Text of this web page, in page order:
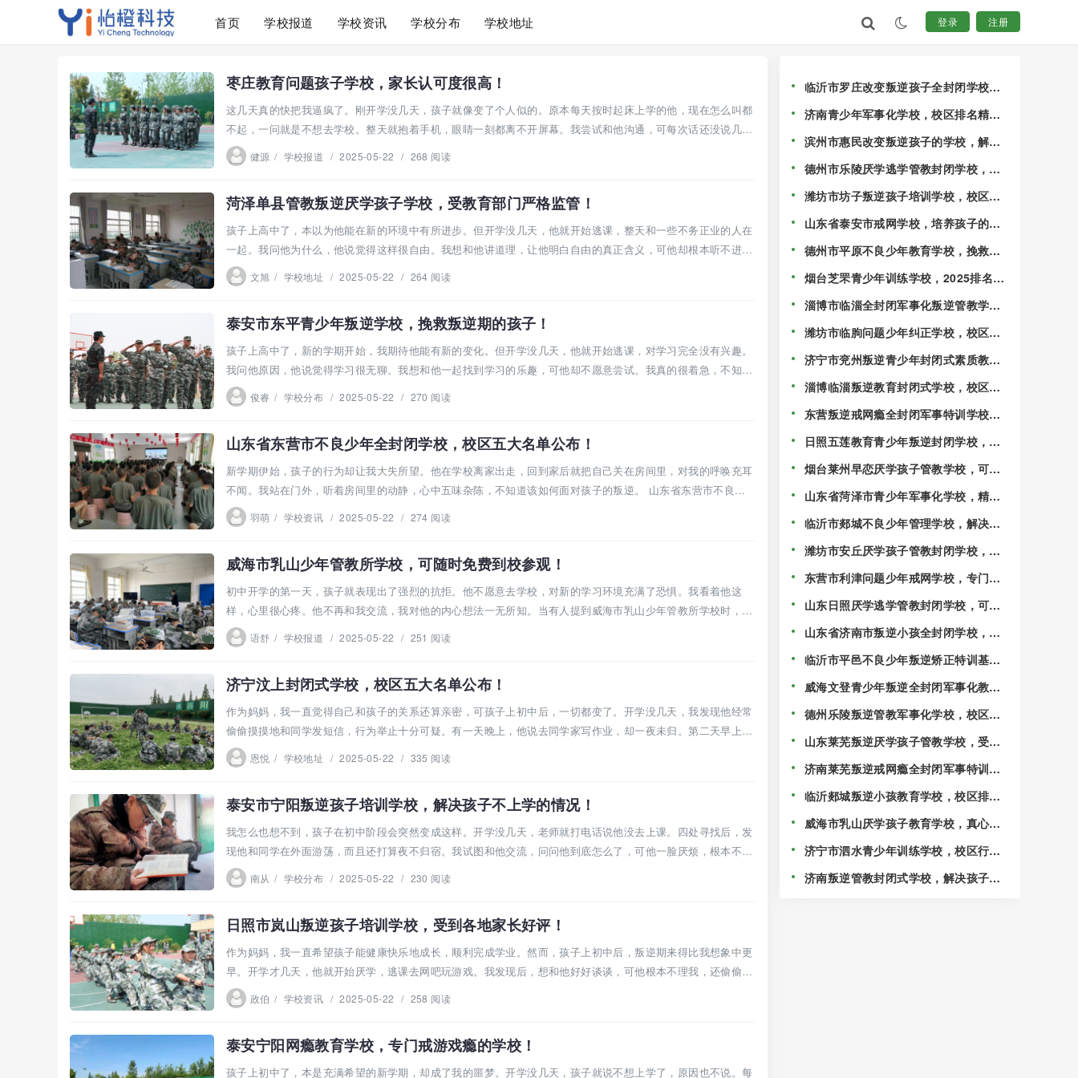
首页 学校报道 学校资讯 学校分布 学校地址 登录 注册
枣庄教育问题孩子学校，家长认可度很高！
这几天真的快把我逼疯了。刚开学没几天，孩子就像变了个人似的。原本每天按时起床上学的他，现在怎么叫都
不起，一问就是不想去学校。整天就抱着手机，眼睛一刻都离不开屏幕。我尝试和他沟通，可每次话还没说几
句，他...
健源 / 学校报道 / 2025-05-22 / 268 阅读
菏泽单县管教叛逆厌学孩子学校，受教育部门严格监管！
孩子上高中了，本以为他能在新的环境中有所进步。但开学没几天，他就开始逃课，整天和一些不务正业的人在
一起。我问他为什么，他说觉得这样很自由。我想和他讲道理，让他明白自由的真正含义，可他却根本听不进
去。我...
文旭 / 学校地址 / 2025-05-22 / 264 阅读
泰安市东平青少年叛逆学校，挽救叛逆期的孩子！
孩子上高中了，新的学期开始，我期待他能有新的变化。但开学没几天，他就开始逃课，对学习完全没有兴趣。
我问他原因，他说觉得学习很无聊。我想和他一起找到学习的乐趣，可他却不愿意尝试。我真的很着急，不知道
送泰...
俊睿 / 学校分布 / 2025-05-22 / 270 阅读
山东省东营市不良少年全封闭学校，校区五大名单公布！
新学期伊始，孩子的行为却让我大失所望。他在学校离家出走，回到家后就把自己关在房间里，对我的呼唤充耳
不闻。我站在门外，听着房间里的动静，心中五味杂陈，不知道该如何面对孩子的叛逆。 山东省东营市不良...
羽萌 / 学校资讯 / 2025-05-22 / 274 阅读
威海市乳山少年管教所学校，可随时免费到校参观！
初中开学的第一天，孩子就表现出了强烈的抗拒。他不愿意去学校，对新的学习环境充满了恐惧。我看着他这
样，心里很心疼。他不再和我交流，我对他的内心想法一无所知。当有人提到威海市乳山少年管教所学校时，我
开始考...
语舒 / 学校报道 / 2025-05-22 / 251 阅读
济宁汶上封闭式学校，校区五大名单公布！
作为妈妈，我一直觉得自己和孩子的关系还算亲密，可孩子上初中后，一切都变了。开学没几天，我发现他经常
偷偷摸摸地和同学发短信，行为举止十分可疑。有一天晚上，他说去同学家写作业，却一夜未归。第二天早上，
我在...
恩悦 / 学校地址 / 2025-05-22 / 335 阅读
泰安市宁阳叛逆孩子培训学校，解决孩子不上学的情况！
我怎么也想不到，孩子在初中阶段会突然变成这样。开学没几天，老师就打电话说他没去上课。四处寻找后，发
现他和同学在外面游荡，而且还打算夜不归宿。我试图和他交流，问问他到底怎么了，可他一脸厌烦，根本不理
会我...
南从 / 学校分布 / 2025-05-22 / 230 阅读
日照市岚山叛逆孩子培训学校，受到各地家长好评！
作为妈妈，我一直希望孩子能健康快乐地成长，顺利完成学业。然而，孩子上初中后，叛逆期来得比我想象中更
早。开学才几天，他就开始厌学，逃课去网吧玩游戏。我发现后，想和他好好谈谈，可他根本不理我，还偷偷跑
出去...
政伯 / 学校资讯 / 2025-05-22 / 258 阅读
泰安宁阳网瘾教育学校，专门戒游戏瘾的学校！
孩子上初中了，本是充满希望的新学期，却成了我的噩梦。开学没几天，孩子就说不想上学了，原因也不说。每
临沂市罗庄改变叛逆孩子全封闭学校，
校区排行榜公布一览！
济南青少年军事化学校，校区排名精选
出炉！
滨州市惠民改变叛逆孩子的学校，解决
孩子混迹社会的情况！
德州市乐陵厌学逃学管教封闭学校，校
区排行榜公布一览！
潍坊市坊子叛逆孩子培训学校，校区十
大排名名单更新！
山东省泰安市戒网学校，培养孩子的独
立能力！
德州市平原不良少年教育学校，挽救叛
烟台芝罘青少年训练学校，2025排名速
淄博市临淄全封闭军事化叛逆管教学
校，家长可以随时到校参观！
潍坊市临朐问题少年纠正学校，校区排
行榜名单前十！
济宁市兖州叛逆青少年封闭式素质教育
管理学校，家长认可度很高！
淄博临淄叛逆教育封闭式学校，校区排
行榜名单前十！
东营叛逆戒网瘾全封闭军事特训学校，
校区精选排名一览！
日照五莲教育青少年叛逆封闭学校，受
教育部门严格监管！
烟台莱州早恋厌学孩子管教学校，可随
时免费到校参观！
山东省菏泽市青少年军事化学校，精选
叛逆戒网瘾特训学校！
临沂市郯城不良少年管理学校，解决孩
子沉迷手机的情况！
潍坊市安丘厌学孩子管教封闭学校，
2025精选校区名单一览！
东营市利津问题少年戒网学校，专门戒
游戏瘾的学校！
山东日照厌学逃学管教封闭学校，可随
时免费到校参观！
山东省济南市叛逆小孩全封闭学校，校
区五大名单公布！
临沂市平邑不良少年叛逆矫正特训基
地，校区精选排名一览！
威海文登青少年叛逆全封闭军事化教育
学校，校区排名前五一览！
德州乐陵叛逆管教军事化学校，校区精
选排名一览！
山东莱芜叛逆厌学孩子管教学校，受到
各地家长好评！
济南莱芜叛逆戒网瘾全封闭军事特训学
校，行业前十的学校推荐！
临沂郯城叛逆小孩教育学校，校区排名
精选出炉！
威海市乳山厌学孩子教育学校，真心挽
救叛逆期的孩子！
济宁市泗水青少年训练学校，校区行业
前十推荐！
济南叛逆管教封闭式学校，解决孩子不